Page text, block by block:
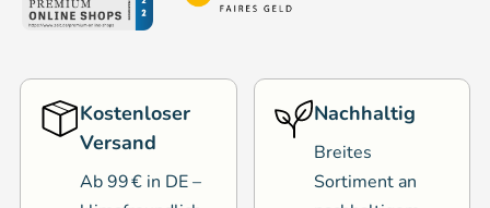
Kostenloser
Versand
Ab 99 € in DE –
Nachhaltig
Breites
Sortiment an